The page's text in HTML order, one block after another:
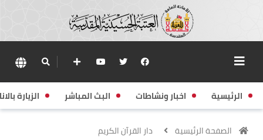
الرئيسية اخبار ونشاطات البث المباشر الزيارة
الصفحة الرئيسية دار القرآن الكريم